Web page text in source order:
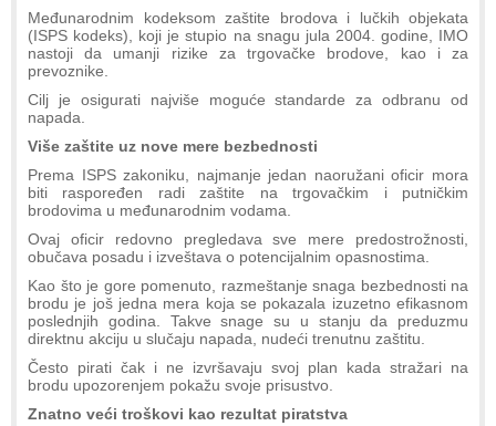
Međunarodnim kodeksom zaštite brodova i lučkih objekata
(ISPS kodeks), koji je stupio na snagu jula 2004. godine, IMO
nastoji da umanji rizike za trgovačke brodove, kao i za
prevoznike.
Cilj je osigurati najviše moguće standarde za odbranu od
napada.
Više zaštite uz nove mere bezbednosti
Prema ISPS zakoniku, najmanje jedan naoružani oficir mora
biti raspoređen radi zaštite na trgovačkim i putničkim
brodovima u međunarodnim vodama.
Ovaj oficir redovno pregledava sve mere predostrožnosti,
obučava posadu i izveštava o potencijalnim opasnostima.
Kao što je gore pomenuto, razmeštanje snaga bezbednosti na
brodu je još jedna mera koja se pokazala izuzetno efikasnom
poslednjih godina. Takve snage su u stanju da preduzmu
direktnu akciju u slučaju napada, nudeći trenutnu zaštitu.
Često pirati čak i ne izvršavaju svoj plan kada stražari na
brodu upozorenjem pokažu svoje prisustvo.
Znatno veći troškovi kao rezultat piratstva